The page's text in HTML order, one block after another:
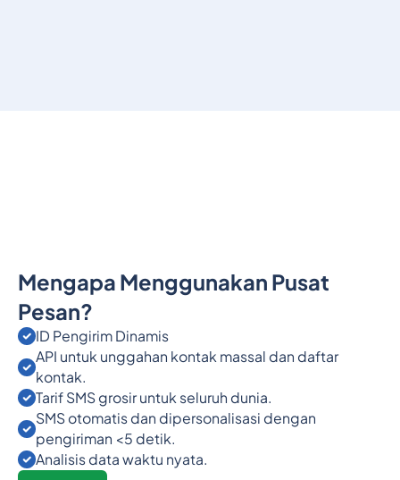
Mengapa Menggunakan Pusat
Pesan?
ID Pengirim Dinamis
API untuk unggahan kontak massal dan daftar
kontak.
Tarif SMS grosir untuk seluruh dunia.
SMS otomatis dan dipersonalisasi dengan
pengiriman <5 detik.
Analisis data waktu nyata.